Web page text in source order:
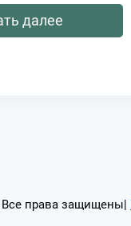
далее
права защищены|